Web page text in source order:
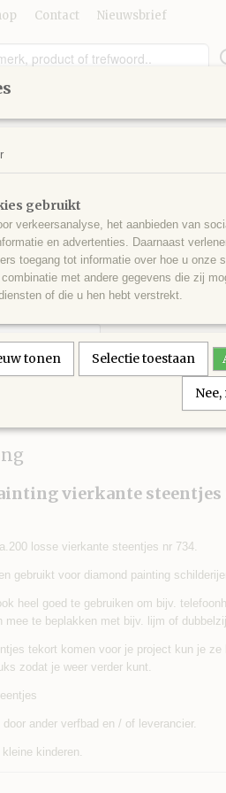
Contact Nieuwsbrief
>Vierkante steentjes nr 734
steentjes nr
btw 21%)
vierkante steentjes
losse vierkante steentjes nr 734.
gebruikt voor diamond painting
heel goed te gebruiken om bijv.
mee te beplakken met bijv. lijm of
tekort komen voor je project kun je ze
zodat je weer verder kunt.
ander verfbad en / of leverancier.
kinderen.
gebruikt
verkeersanalyse, het aanbieden van
en advertenties. Daarnaast
toegang tot informatie over hoe u onze
met andere gegevens die zij
of die u hen hebt verstrekt.
tonen Selectie toestaan